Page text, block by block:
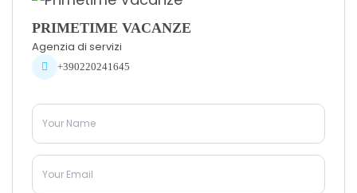
PRIMETIME VACANZE
Agenzia di servizi
+390220241645